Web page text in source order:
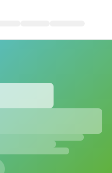
von Microsoft